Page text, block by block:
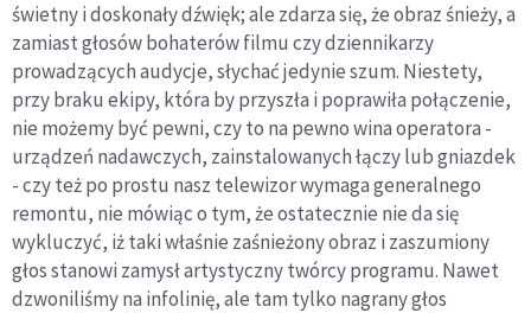
świetny i doskonały dźwięk; ale zdarza się, że obraz śnieży, a
zamiast głosów bohaterów filmu czy dziennikarzy
prowadzących audycje, słychać jedynie szum. Niestety,
przy braku ekipy, która by przyszła i poprawiła połączenie,
nie możemy być pewni, czy to na pewno wina operatora -
urządzeń nadawczych, zainstalowanych łączy lub gniazdek
- czy też po prostu nasz telewizor wymaga generalnego
remontu, nie mówiąc o tym, że ostatecznie nie da się
wykluczyć, iż taki właśnie zaśnieżony obraz i zaszumiony
głos stanowi zamysł artystyczny twórcy programu. Nawet
dzwoniliśmy na infolinię, ale tam tylko nagrany głos